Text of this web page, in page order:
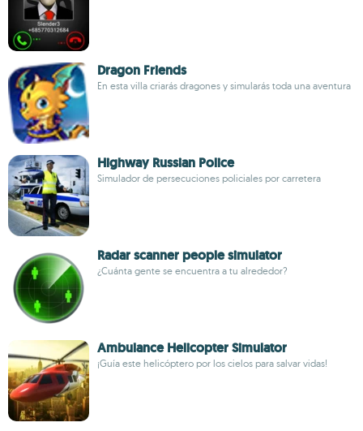
Dragon Friends
En esta villa criarás dragones y simularás toda una aventura
Highway Russian Police
Simulador de persecuciones policiales por carretera
Radar scanner people simulator
¿Cuánta gente se encuentra a tu alrededor?
Ambulance Helicopter Simulator
¡Guía este helicóptero por los cielos para salvar vidas!